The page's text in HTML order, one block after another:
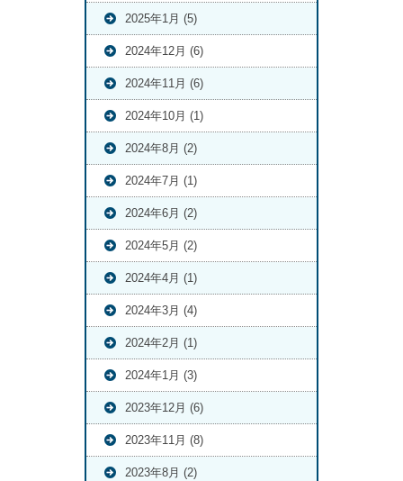
2025年1月 (5)
2024年12月 (6)
2024年11月 (6)
2024年10月 (1)
2024年8月 (2)
2024年7月 (1)
2024年6月 (2)
2024年5月 (2)
2024年4月 (1)
2024年3月 (4)
2024年2月 (1)
2024年1月 (3)
2023年12月 (6)
2023年11月 (8)
2023年8月 (2)